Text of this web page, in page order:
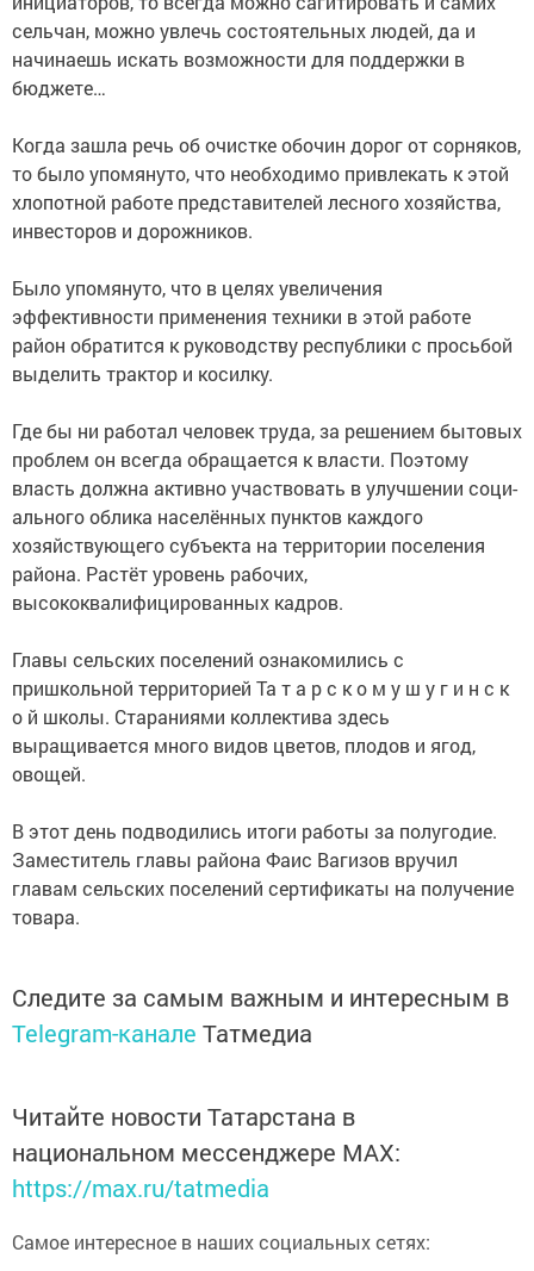
сельчан, можно увлечь состоятельных людей, да и
начинаешь искать возможности для поддержки в
бюджете…
Когда зашла речь об очистке обочин дорог от сорняков,
то было упомянуто, что необходимо привлекать к этой
хлопотной работе представителей лесного хозяйства,
инвесторов и дорожников.
Было упомянуто, что в целях увеличения
эффективности применения техники в этой работе
район обратится к руководству республики с просьбой
выделить трактор и косилку.
Где бы ни работал человек труда, за решением бытовых
проблем он всегда обращается к власти. Поэтому
власть должна активно участвовать в улучшении соци­
ального облика населённых пунктов каждого
хозяйствующего субъекта на территории поселения
района. Растёт уровень рабочих,
высококвалифицированных кадров.
Главы сельских поселений ознакомились с
пришкольной территорией Та т а р с к о м у ш у г и н с к
о й школы. Стараниями коллектива здесь
выращивается много видов цветов, плодов и ягод,
овощей.
В этот день подводились итоги работы за полугодие.
Заместитель главы района Фаис Вагизов вручил
главам сельских поселений сертификаты на получение
товара.
Следите за самым важным и интересным в
Telegram-канале Татмедиа
Читайте новости Татарстана в
национальном мессенджере MАХ:
https://max.ru/tatmedia
Самое интересное в наших социальных сетях: